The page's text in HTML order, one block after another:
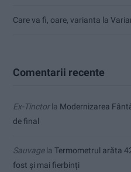
Care va fi, oare, varianta la
Comentarii recente
Ex-Tinctorla Modernizarea
de final
Sauvagela Termometrul arăta
fost și mai fierbinți